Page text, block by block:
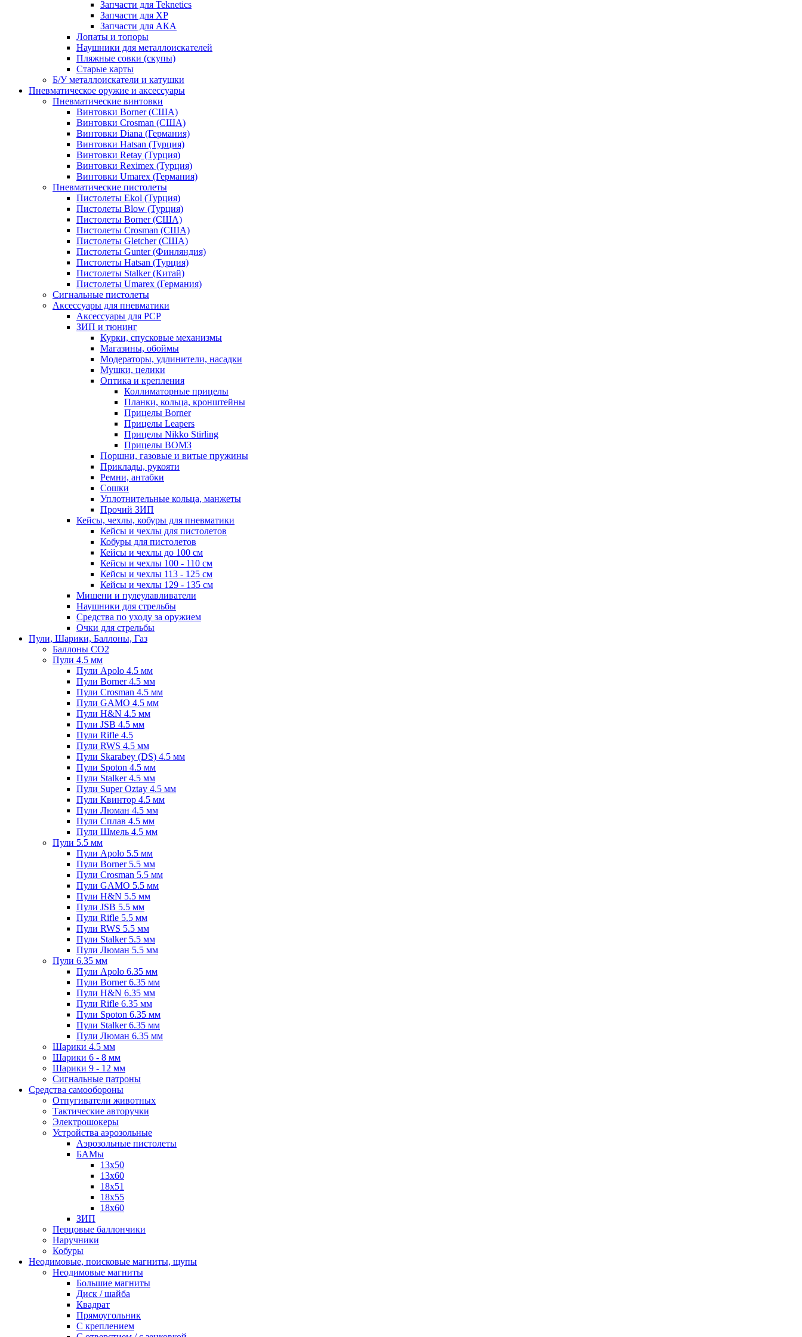
Запчасти для Teknetics
Запчасти для XP
Запчасти для АКА
Лопаты и топоры
Наушники для металлоискателей
Пляжные совки (скупы)
Старые карты
Б/У металлоискатели и катушки
Пневматическое оружие и аксессуары
Пневматические винтовки
Винтовки Borner (США)
Винтовки Crosman (США)
Винтовки Diana (Германия)
Винтовки Hatsan (Турция)
Винтовки Retay (Турция)
Винтовки Reximex (Турция)
Винтовки Umarex (Германия)
Пневматические пистолеты
Пистолеты Ekol (Турция)
Пистолеты Blow (Турция)
Пистолеты Borner (США)
Пистолеты Crosman (США)
Пистолеты Gletcher (США)
Пистолеты Gunter (Финляндия)
Пистолеты Hatsan (Турция)
Пистолеты Stalker (Китай)
Пистолеты Umarex (Германия)
Сигнальные пистолеты
Аксессуары для пневматики
Аксессуары для PCP
ЗИП и тюнинг
Курки, спусковые механизмы
Магазины, обоймы
Модераторы, удлинители, насадки
Мушки, целики
Оптика и крепления
Коллиматорные прицелы
Планки, кольца, кронштейны
Прицелы Borner
Прицелы Leapers
Прицелы Nikko Stirling
Прицелы ВОМЗ
Поршни, газовые и витые пружины
Приклады, рукояти
Ремни, антабки
Сошки
Уплотнительные кольца, манжеты
Прочий ЗИП
Кейсы, чехлы, кобуры для пневматики
Кейсы и чехлы для пистолетов
Кобуры для пистолетов
Кейсы и чехлы до 100 см
Кейсы и чехлы 100 - 110 см
Кейсы и чехлы 113 - 125 см
Кейсы и чехлы 129 - 135 см
Мишени и пулеулавливатели
Наушники для стрельбы
Средства по уходу за оружием
Очки для стрельбы
Пули, Шарики, Баллоны, Газ
Баллоны CO2
Пули 4.5 мм
Пули Apolo 4.5 мм
Пули Borner 4.5 мм
Пули Crosman 4.5 мм
Пули GAMO 4.5 мм
Пули H&N 4.5 мм
Пули JSB 4.5 мм
Пули Rifle 4.5
Пули RWS 4.5 мм
Пули Skarabey (DS) 4.5 мм
Пули Spoton 4.5 мм
Пули Stalker 4.5 мм
Пули Super Oztay 4.5 мм
Пули Квинтор 4.5 мм
Пули Люман 4.5 мм
Пули Сплав 4.5 мм
Пули Шмель 4.5 мм
Пули 5.5 мм
Пули Apolo 5.5 мм
Пули Borner 5.5 мм
Пули Crosman 5.5 мм
Пули GAMO 5.5 мм
Пули H&N 5.5 мм
Пули JSB 5.5 мм
Пули Rifle 5.5 мм
Пули RWS 5.5 мм
Пули Stalker 5.5 мм
Пули Люман 5.5 мм
Пули 6.35 мм
Пули Apolo 6.35 мм
Пули Borner 6.35 мм
Пули H&N 6.35 мм
Пули Rifle 6.35 мм
Пули Spoton 6.35 мм
Пули Stalker 6.35 мм
Пули Люман 6.35 мм
Шарики 4.5 мм
Шарики 6 - 8 мм
Шарики 9 - 12 мм
Сигнальные патроны
Средства самообороны
Отпугиватели животных
Тактические авторучки
Электрошокеры
Устройства аэрозольные
Аэрозольные пистолеты
БАМы
13х50
13х60
18х51
18х55
18х60
ЗИП
Перцовые баллончики
Наручники
Кобуры
Неодимовые, поисковые магниты, щупы
Неодимовые магниты
Большие магниты
Диск / шайба
Квадрат
Прямоугольник
С креплением